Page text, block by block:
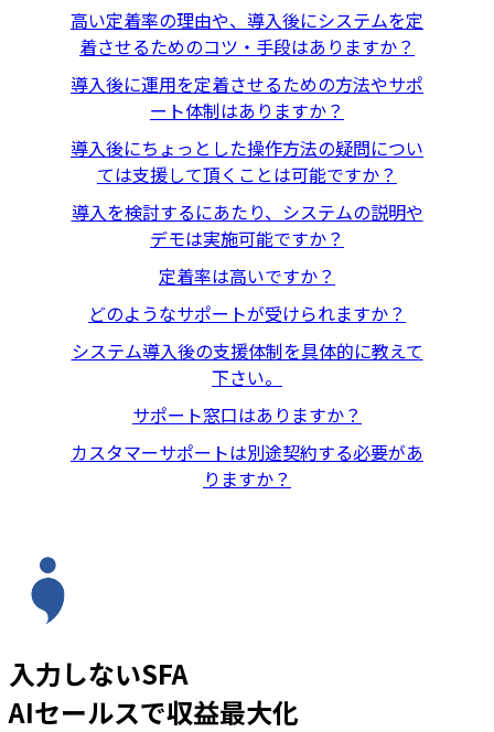
高い定着率の理由や、導入後にシステムを定
着させるためのコツ・手段はありますか？
導入後に運用を定着させるための方法やサポ
ート体制はありますか？
導入後にちょっとした操作方法の疑問につい
ては支援して頂くことは可能ですか？
導入を検討するにあたり、システムの説明や
デモは実施可能ですか？
定着率は高いですか？
どのようなサポートが受けられますか？
システム導入後の支援体制を具体的に教えて
下さい。
サポート窓口はありますか？
カスタマーサポートは別途契約する必要があ
りますか？
入力しないSFA
AIセールスで収益最大化